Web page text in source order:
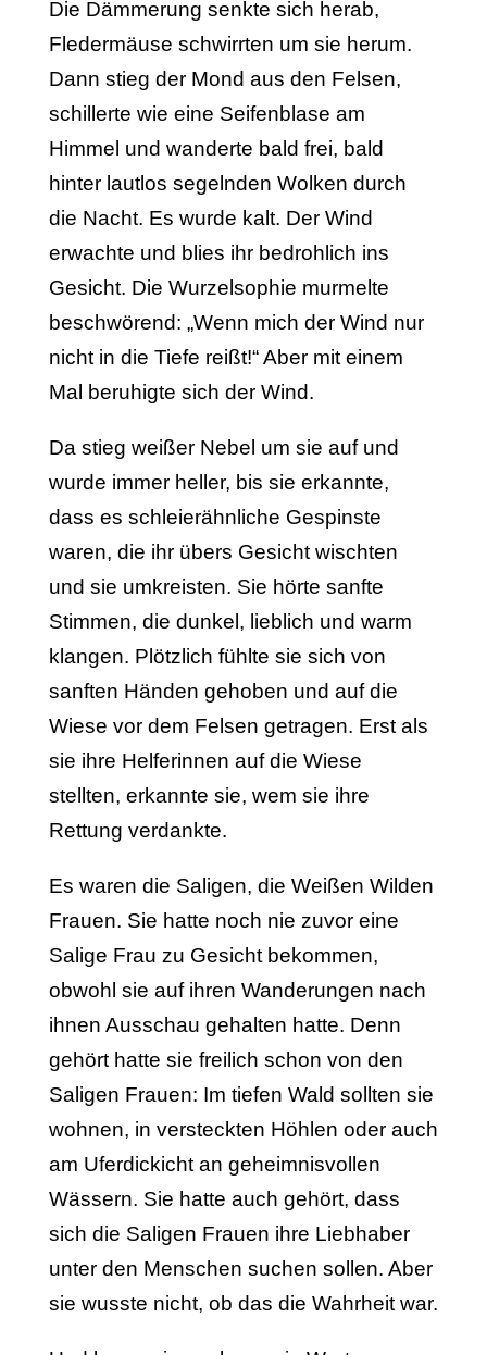
Die Dämmerung senkte sich herab,
Fledermäuse schwirr­ten um sie herum.
Dann stieg der Mond aus den Felsen,
schillerte wie eine Seifenblase am
Himmel und wanderte bald frei, bald
hinter lautlos segelnden Wolken durch
die Nacht. Es wurde kalt. Der Wind
erwachte und blies ihr bedrohlich ins
Gesicht. Die Wurzelsophie murmelte
beschwörend: „Wenn mich der Wind nur
nicht in die Tiefe reißt!“ Aber mit einem
Mal beruhigte sich der Wind.
Da stieg weißer Nebel um sie auf und
wurde immer heller, bis sie erkannte,
dass es schleierähnliche Gespinste
waren, die ihr übers Gesicht wischten
und sie umkreisten. Sie hörte sanfte
Stimmen, die dunkel, lieblich und warm
klangen. Plötzlich fühlte sie sich von
sanften Händen gehoben und auf die
Wiese vor dem Felsen getragen. Erst als
sie ihre Hel­ferinnen auf die Wiese
stellten, erkannte sie, wem sie ihre
Rettung verdankte.
Es waren die Saligen, die Weißen Wilden
Frauen. Sie hatte noch nie zuvor eine
Salige Frau zu Gesicht bekommen,
obwohl sie auf ihren Wanderungen nach
ihnen Ausschau gehalten hatte. Denn
gehört hatte sie freilich schon von den
Saligen Frauen: Im tiefen Wald sollten sie
wohnen, in versteckten Höhlen oder auch
am Uferdickicht an geheimnisvollen
Wässern. Sie hatte auch gehört, dass
sich die Saligen Frauen ihre Liebhaber
unter den Menschen suchen sollen. Aber
sie wusste nicht, ob das die Wahrheit war.